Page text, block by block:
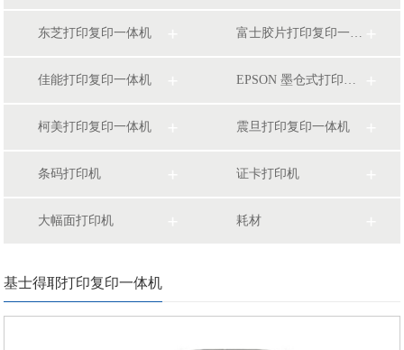
东芝打印复印一体机 富士胶片打印复印一体机
佳能打印复印一体机 EPSON 墨仓式打印复印一体机
柯美打印复印一体机 震旦打印复印一体机
条码打印机 证卡打印机
大幅面打印机 耗材
基士得耶打印复印一体机